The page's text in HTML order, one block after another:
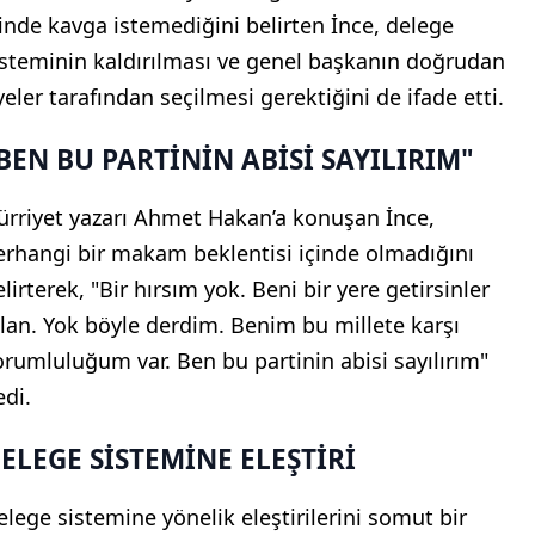
kavga istemediğini belirten İnce, delege
kaldırılması ve genel başkanın doğrudan
tarafından seçilmesi gerektiğini de ifade etti.
BU PARTİNİN ABİSİ SAYILIRIM"
yazarı Ahmet Hakan’a konuşan İnce,
bir makam beklentisi içinde olmadığını
"Bir hırsım yok. Beni bir yere getirsinler
Yok böyle derdim. Benim bu millete karşı
var. Ben bu partinin abisi sayılırım"
SİSTEMİNE ELEŞTİRİ
sistemine yönelik eleştirilerini somut bir